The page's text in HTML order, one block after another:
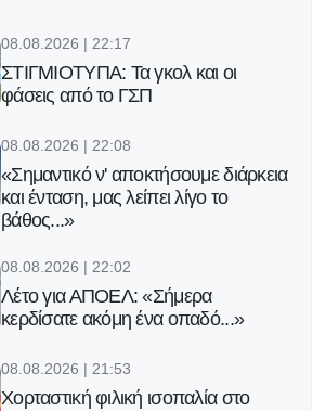
08.08.2026 | 22:17
ΣΤΙΓΜΙΟΤΥΠΑ: Τα γκολ και οι
φάσεις από το ΓΣΠ
08.08.2026 | 22:08
«Σημαντικό ν' αποκτήσουμε διάρκεια
και ένταση, μας λείπει λίγο το
βάθος...»
08.08.2026 | 22:02
Λέτο για ΑΠΟΕΛ: «Σήμερα
κερδίσατε ακόμη ένα οπαδό...»
08.08.2026 | 21:53
Χορταστική φιλική ισοπαλία στο